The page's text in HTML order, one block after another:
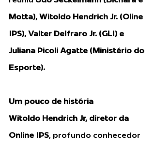
Motta), Witoldo Hendrich Jr. (Oline
IPS), Valter Delfraro Jr. (GLI) e
Juliana Picoli Agatte (Ministério do
Esporte).
Um pouco de história
Witoldo Hendrich Jr, diretor da
Online IPS, profundo conhecedor